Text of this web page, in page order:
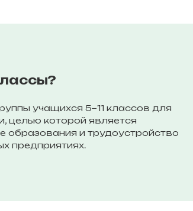
учащихся 5−11 классов для
целью которой является
образования и трудоустройство
предприятиях.